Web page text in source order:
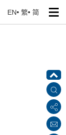
EN• 繁• 简